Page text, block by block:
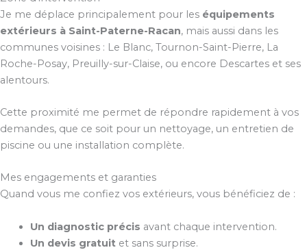
Je me déplace principalement pour les équipements
extérieurs à Saint-Paterne-Racan, mais aussi dans les
communes voisines : Le Blanc, Tournon-Saint-Pierre, La
Roche-Posay, Preuilly-sur-Claise, ou encore Descartes et ses
alentours.
Cette proximité me permet de répondre rapidement à vos
demandes, que ce soit pour un nettoyage, un entretien de
piscine ou une installation complète.
Mes engagements et garanties
Quand vous me confiez vos extérieurs, vous bénéficiez de :
Un diagnostic précis avant chaque intervention.
Un devis gratuitet sans surprise.